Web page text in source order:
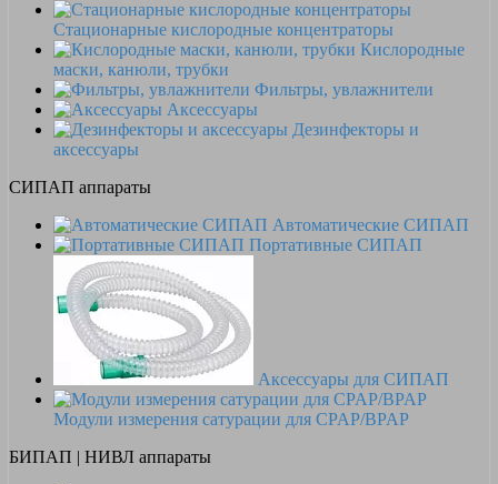
Стационарные кислородные концентраторы
Кислородные
маски, канюли, трубки
Фильтры, увлажнители
Аксессуары
Дезинфекторы и
аксессуары
СИПАП аппараты
Автоматические СИПАП
Портативные СИПАП
Аксессуары для СИПАП
Модули измерения сатурации для CPAP/BPAP
БИПАП | НИВЛ аппараты